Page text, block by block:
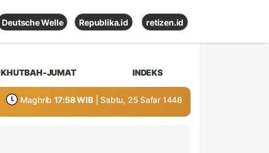
Deutsche Welle Republika.id retizen.id
KHUTBAH-JUMAT INDEKS
Maghrib 17:58 WIB | Sabtu, 25 Safar 1448